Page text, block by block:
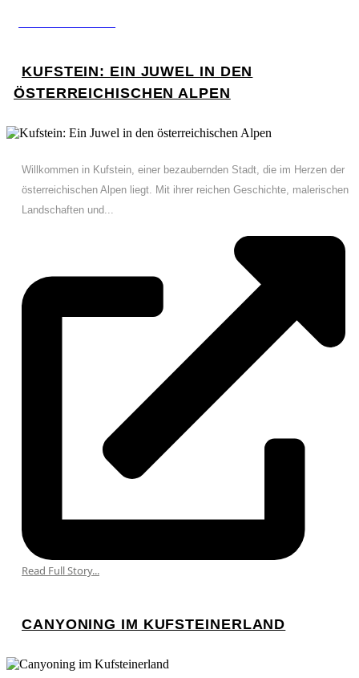
KUFSTEIN: EIN JUWEL IN DEN
ÖSTERREICHISCHEN ALPEN
Willkommen in Kufstein, einer bezaubernden Stadt, die im Herzen der
österreichischen Alpen liegt. Mit ihrer reichen Geschichte, malerischen
Landschaften und...
Read Full Story...
CANYONING IM KUFSTEINERLAND